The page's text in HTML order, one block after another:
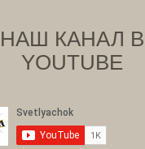
НАШ КАНАЛ В
YOUTUBE